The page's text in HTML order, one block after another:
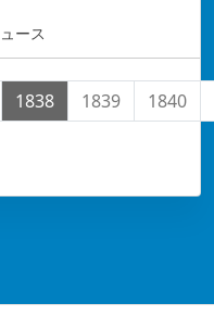
ース
1838 1839 1840